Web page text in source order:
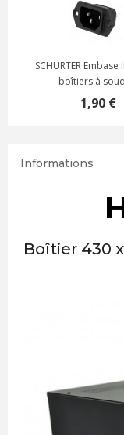
SCHURTER Embase
boîtiers à
1,90 €
Informations
Boîtier 430